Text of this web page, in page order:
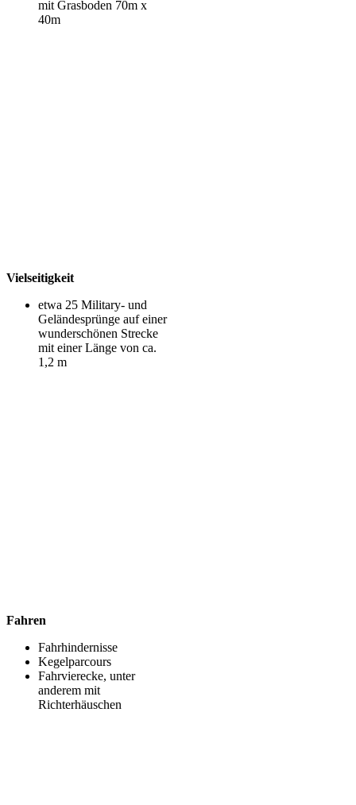
mit Grasboden 70m x
40m
Vielseitigkeit
etwa 25 Military- und
Geländesprünge auf einer
wunderschönen Strecke
mit einer Länge von ca.
1,2 m
Fahren
Fahrhindernisse
Kegelparcours
Fahrvierecke, unter
anderem mit
Richterhäuschen